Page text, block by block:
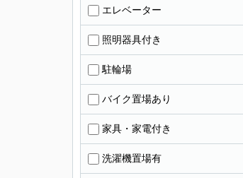
エレベーター
照明器具付き
駐輪場
バイク置場あり
家具・家電付き
洗濯機置場有